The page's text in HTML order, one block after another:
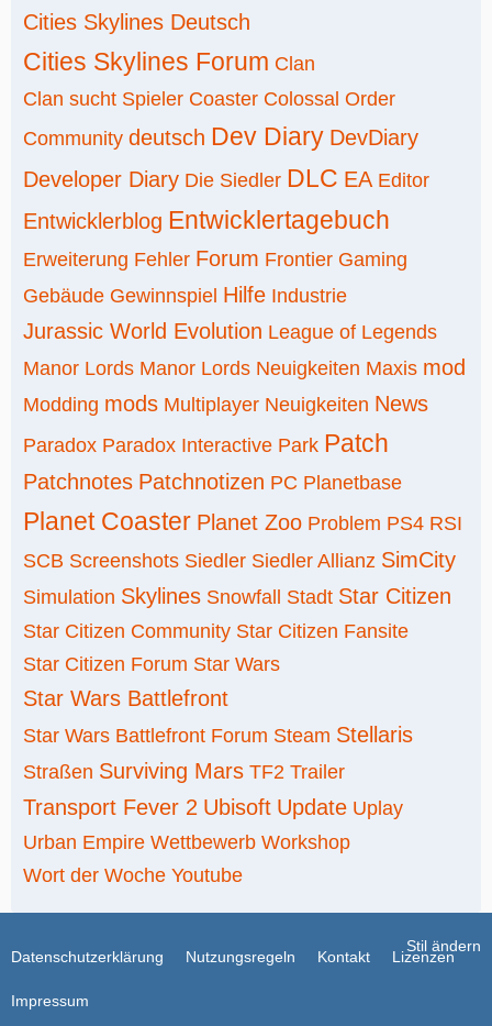
Cities Skylines Deutsch
Cities Skylines Forum Clan
Clan sucht Spieler Coaster Colossal Order
Community deutsch Dev Diary DevDiary
Developer Diary Die Siedler DLC EA Editor
Entwicklerblog Entwicklertagebuch
Erweiterung Fehler Forum Frontier Gaming
Gebäude Gewinnspiel Hilfe Industrie
Jurassic World Evolution League of Legends
Manor Lords Manor Lords Neuigkeiten Maxis mod
Modding mods Multiplayer Neuigkeiten News
Paradox Paradox Interactive Park Patch
Patchnotes Patchnotizen PC Planetbase
Planet Coaster Planet Zoo Problem PS4 RSI
SCB Screenshots Siedler Siedler Allianz SimCity
Simulation Skylines Snowfall Stadt Star Citizen
Star Citizen Community Star Citizen Fansite
Star Citizen Forum Star Wars
Star Wars Battlefront
Star Wars Battlefront Forum Steam Stellaris
Straßen Surviving Mars TF2 Trailer
Transport Fever 2 Ubisoft Update Uplay
Urban Empire Wettbewerb Workshop
Wort der Woche Youtube
Stil ändern
Datenschutzerklärung Nutzungsregeln Kontakt Lizenzen
Impressum